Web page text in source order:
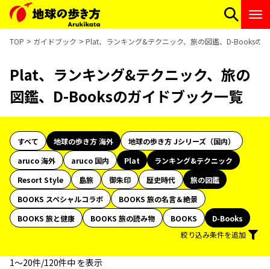
TOP ガイドブック Plat、ランキング&テクニック、旅の図鑑、D-Booksの
Plat、ランキング&テクニック、旅の
図鑑、D-Booksのガイドブック一覧
すべて 地球の歩き方 海外
地球の歩き方 Jシリーズ（国内）
aruco 海外
aruco 国内 Plat
ランキング&テクニック
Resort Style
島旅 御朱印 歴史時代
旅の図鑑
BOOKS スペシャルコラボ
BOOKS 旅の名言＆絶景
BOOKS 旅と健康
BOOKS 旅の読み物 BOOKS
D-Books
絞り込み条件を追加
1〜20件/120件中 を表示